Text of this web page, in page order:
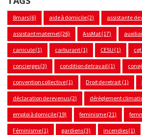
8mars(6) aide à domicile(2) assistante de
assistant maternel(26) AssMat(17)
canicule(1) carburant(1) CESU (1)
concierges(3) condition de travail(1)
convention collective(1) Droit de retrait (1)
déclaration de revenus(2) dérèglement
emploi à domicile(19) feminisme(21)
Féminisme(1) gardiens(3) incendies(1)